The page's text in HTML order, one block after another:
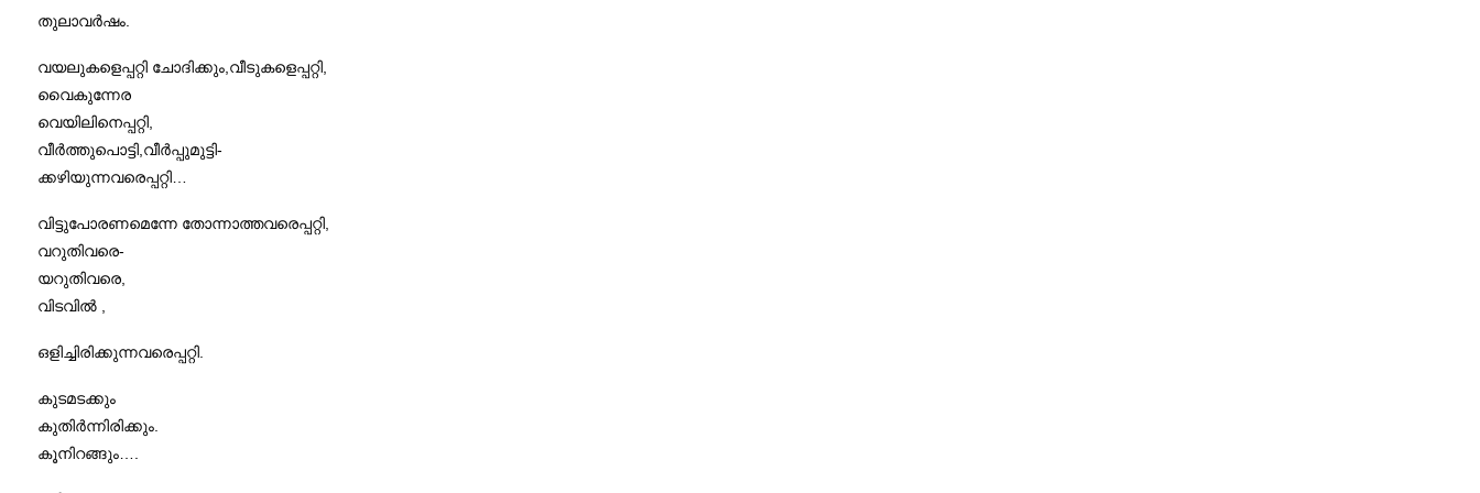
തുലാവർഷം.
വയലുകളെപ്പറ്റി ചോദിക്കും,വീടുകളെപ്പറ്റി,
വൈകുന്നേര
വെയിലിനെപ്പറ്റി,
വീർത്തുപൊട്ടി,വീർപ്പുമുട്ടി-
ക്കഴിയുന്നവരെപ്പറ്റി…
വിട്ടുപോരണമെന്നേ തോന്നാത്തവരെപ്പറ്റി,
വറുതിവരെ-
യറുതിവരെ,
വിടവിൽ ,
ഒളിച്ചിരിക്കുന്നവരെപ്പറ്റി.
കുടമടക്കും
കുതിർന്നിരിക്കും.
കൂനിറങ്ങും….